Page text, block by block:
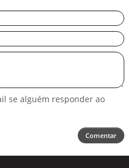
se alguém responder ao
Comentar